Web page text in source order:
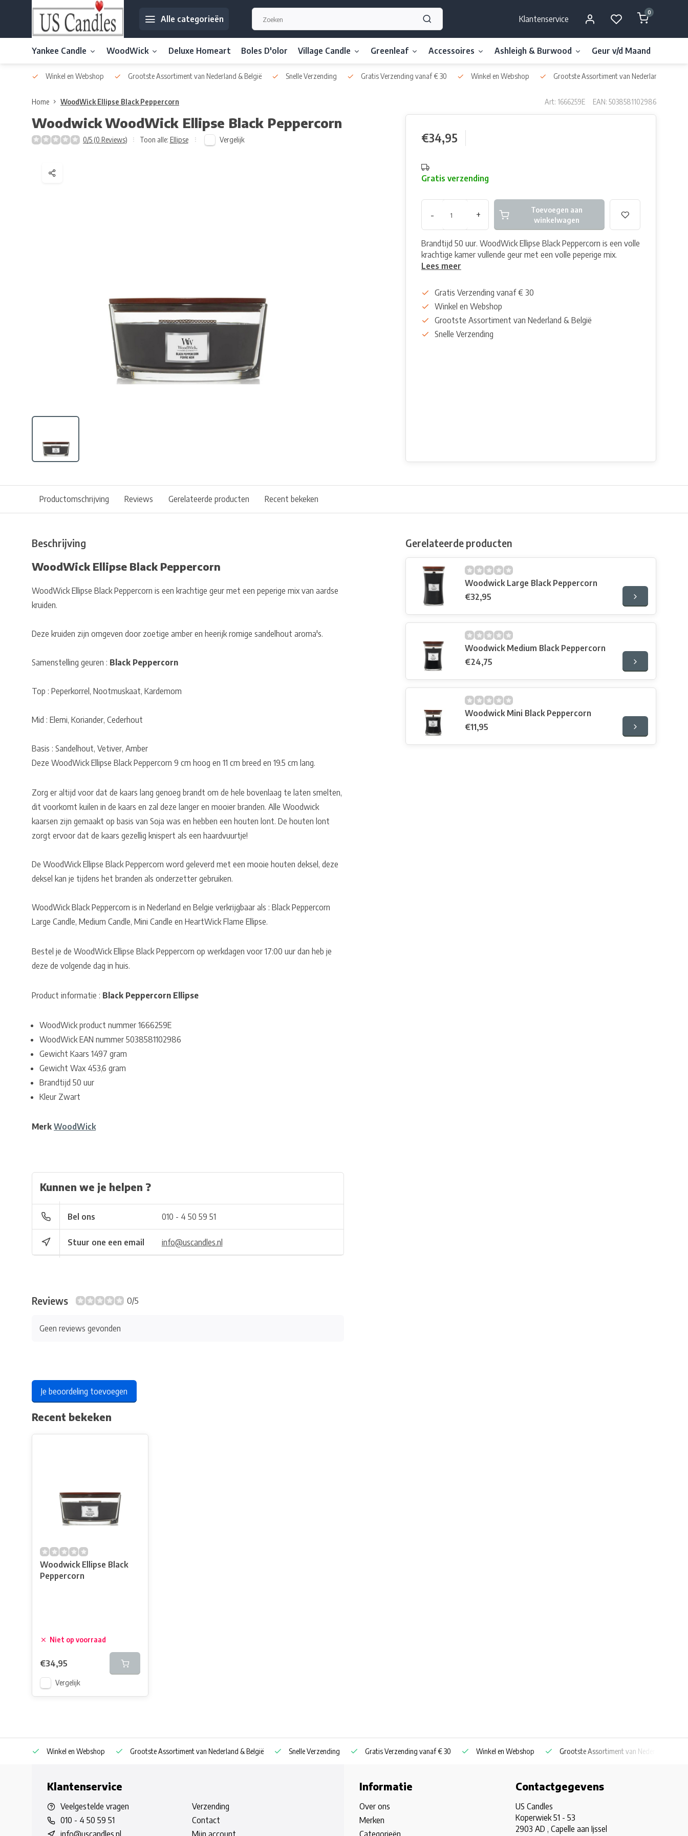
Alle categorieën Klantenservice
0
Yankee Candle WoodWick Deluxe Homeart Boles D'olor Village Candle Greenleaf Accessoires Ashleigh & Burwood Geur v/d Maand
Winkel en Webshop Grootste Assortiment van Nederland & België Snelle Verzending Gratis Verzending vanaf € 30 Winkel en Webshop Grootste Assortiment van Nederland & België
Home WoodWick Ellipse Black Peppercorn Art: 1666259E EAN: 5038581102986
WoodwickWoodWick Ellipse Black Peppercorn
0/5 (0 Reviews) Toon alle: Ellipse Vergelijk €34,95
Gratis verzending
- +
Toevoegen aan
winkelwagen
Brandtijd 50 uur. WoodWick Ellipse Black Peppercorn is een volle
krachtige kamer vullende geur met een volle peperige mix.
Lees meer
Gratis Verzending vanaf € 30
Winkel en Webshop
Grootste Assortiment van Nederland & België
Snelle Verzending
Productomschrijving Reviews Gerelateerde producten Recent bekeken
Beschrijving
WoodWick Ellipse Black Peppercorn
WoodWick Ellipse Black Peppercorn is een krachtige geur met een peperige mix van aardse
kruiden.
Deze kruiden zijn omgeven door zoetige amber en heerijk romige sandelhout aroma's.
Samenstelling geuren : Black Peppercorn
Top : Peperkorrel, Nootmuskaat, Kardemom
Mid : Elemi, Koriander, Cederhout
Basis : Sandelhout, Vetiver, Amber
Deze WoodWick Ellipse Black Peppercorn 9 cm hoog en 11 cm breed en 19.5 cm lang.
Zorg er altijd voor dat de kaars lang genoeg brandt om de hele bovenlaag te laten smelten,
dit voorkomt kuilen in de kaars en zal deze langer en mooier branden. Alle Woodwick
kaarsen zijn gemaakt op basis van Soja was en hebben een houten lont. De houten lont
zorgt ervoor dat de kaars gezellig knispert als een haardvuurtje!
De WoodWick Ellipse Black Peppercorn word geleverd met een mooie houten deksel, deze
deksel kan je tijdens het branden als onderzetter gebruiken.
WoodWick Black Peppercorn is in Nederland en Belgie verkrijgbaar als : Black Peppercorn
Large Candle, Medium Candle, Mini Candle en HeartWick Flame Ellipse.
Bestel je de WoodWick Ellipse Black Peppercorn op werkdagen voor 17:00 uur dan heb je
deze de volgende dag in huis.
Product informatie : Black Peppercorn Ellipse
WoodWick product nummer 1666259E
WoodWick EAN nummer 5038581102986
Gewicht Kaars 1497 gram
Gewicht Wax 453,6 gram
Brandtijd 50 uur
Kleur Zwart
Merk WoodWick
Kunnen we je helpen ?
Bel ons 010 - 4 50 59 51
Stuur one een email info@uscandles.nl
Reviews 0/5
Geen reviews gevonden
Je beoordeling toevoegen
Gerelateerde producten
Woodwick Large Black Peppercorn
€32,95
Woodwick Medium Black Peppercorn
€24,75
Woodwick Mini Black Peppercorn
€11,95
Recent bekeken
Woodwick Ellipse Black
Peppercorn
Niet op voorraad
€34,95
Vergelijk
Winkel en Webshop Grootste Assortiment van Nederland & België Snelle Verzending Gratis Verzending vanaf € 30 Winkel en Webshop Grootste Assortiment van Nederland &
Klantenservice
Veelgestelde vragen
010 - 4 50 59 51
info@uscandles.nl
Verzending
Contact
Mijn account
Informatie
Over ons
Merken
Categorieën
Contactgegevens
US Candles
Koperwiek 51 - 53
2903 AD , Capelle aan Ijssel